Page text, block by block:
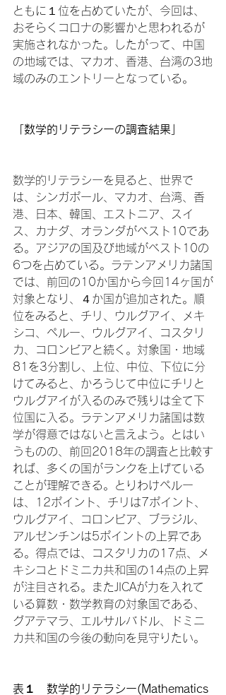
ともに１位を占めていたが、今回は、
おそらくコロナの影響かと思われるが
実施されなかった。したがって、中国
の地域では、マカオ、香港、台湾の3地
域のみのエントリーとなっている。
「数学的リテラシーの調査結果」
数学的リテラシーを見ると、世界で
は、シンガポール、マカオ、台湾、香
港、日本、韓国、エストニア、スイ
ス、カナダ、オランダがベスト10であ
る。アジアの国及び地域がベスト10の
6つを占めている。ラテンアメリカ諸国
では、前回の10か国から今回14ヶ国が
対象となり、４か国が追加された。順
位をみると、チリ、ウルグアイ、メキ
シコ、ペルー、ウルグアイ、コスタリ
カ、コロンビアと続く。対象国・地域
81を3分割し、上位、中位、下位に分
けてみると、かろうじて中位にチリと
ウルグアイが入るのみで残りは全て下
位国に入る。ラテンアメリカ諸国は数
学が得意ではないと言えよう。とはい
うものの、前回2018年の調査と比較す
れば、多くの国がランクを上げている
ことが理解できる。とりわけペルー
は、12ポイント、チリは7ポイント、
ウルグアイ、コロンビア、ブラジル、
アルゼンチンは5ポイントの上昇であ
る。得点では、コスタリカの17点、メ
キシコとドミニカ共和国の14点の上昇
が注目される。またJICAが力を入れて
いる算数・数学教育の対象国である、
グアテマラ、エルサルバドル、ドミニ
カ共和国の今後の動向を見守りたい。
表１　数学的リテラシー(Mathematics